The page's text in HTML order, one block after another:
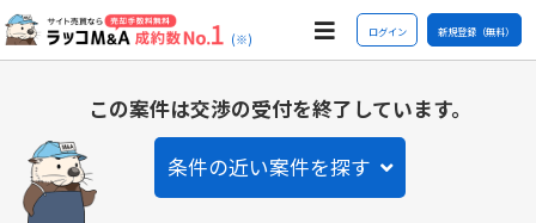
(※) ログイン 新規登録（無料）
この案件は交渉の受付を終了しています。
条件の近い案件を探す